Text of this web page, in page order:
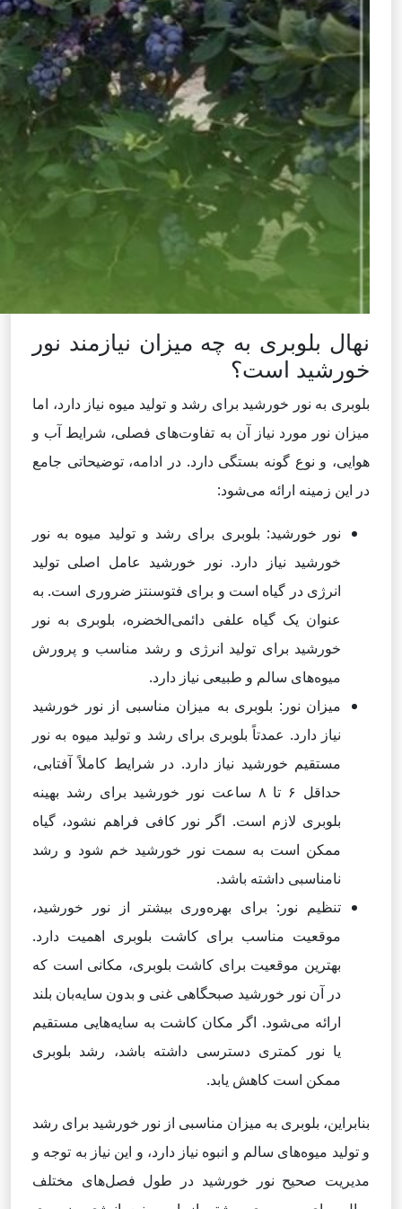
نهال بلوبری به چه میزان نیازمند نور
خورشید است؟
بلوبری به نور خورشید برای رشد و تولید میوه نیاز دارد، اما
میزان نور مورد نیاز آن به تفاوت‌های فصلی، شرایط آب و
هوایی، و نوع گونه بستگی دارد. در ادامه، توضیحاتی جامع
در این زمینه ارائه می‌شود:
نور خورشید: بلوبری برای رشد و تولید میوه به نور
خورشید نیاز دارد. نور خورشید عامل اصلی تولید
انرژی در گیاه است و برای فتوسنتز ضروری است. به
عنوان یک گیاه علفی دائمی‌الخضره، بلوبری به نور
خورشید برای تولید انرژی و رشد مناسب و پرورش
میوه‌های سالم و طبیعی نیاز دارد.
میزان نور: بلوبری به میزان مناسبی از نور خورشید
نیاز دارد. عمدتاً بلوبری برای رشد و تولید میوه به نور
مستقیم خورشید نیاز دارد. در شرایط کاملاً آفتابی،
حداقل ۶ تا ۸ ساعت نور خورشید برای رشد بهینه
بلوبری لازم است. اگر نور کافی فراهم نشود، گیاه
ممکن است به سمت نور خورشید خم شود و رشد
نامناسبی داشته باشد.
تنظیم نور: برای بهره‌وری بیشتر از نور خورشید،
موقعیت مناسب برای کاشت بلوبری اهمیت دارد.
بهترین موقعیت برای کاشت بلوبری، مکانی است که
در آن نور خورشید صبحگاهی غنی و بدون سایه‌بان بلند
ارائه می‌شود. اگر مکان کاشت به سایه‌هایی مستقیم
یا نور کمتری دسترسی داشته باشد، رشد بلوبری
ممکن است کاهش یابد.
بنابراین، بلوبری به میزان مناسبی از نور خورشید برای رشد
و تولید میوه‌های سالم و انبوه نیاز دارد، و این نیاز به توجه و
مدیریت صحیح نور خورشید در طول فصل‌های مختلف